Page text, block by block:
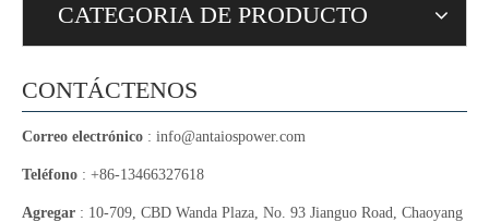
CATEGORIA DE PRODUCTO
CONTÁCTENOS
Correo electrónico : info@antaiospower.com
Teléfono : +86-13466327618
Agregar : 10-709, CBD Wanda Plaza, No. 93 Jianguo Road, Chaoyang